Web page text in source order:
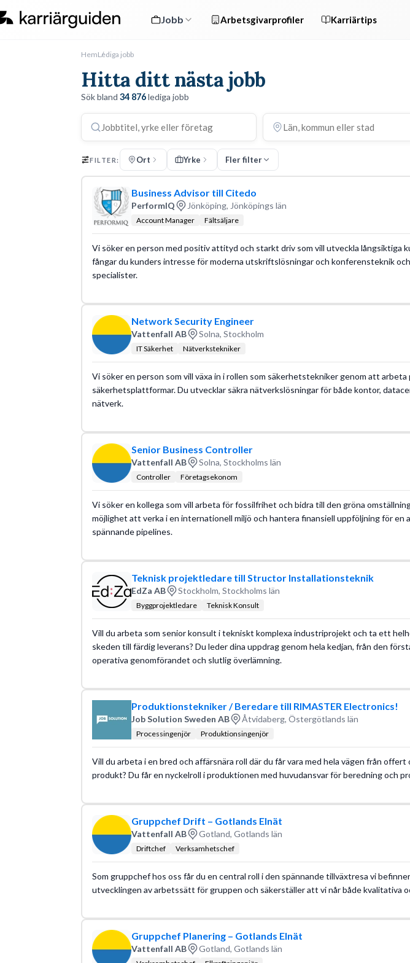
Jobb Arbetsgivarprofiler Karriärtips
HemLediga jobb
Hitta ditt nästa jobb
Sök bland 34 876lediga jobb
FILTER: Ort Yrke Fler filter
Business Advisor till Citedo
PerformIQ Jönköping, Jönköpings län
Account Manager Fältsäljare
Vi söker en person med positiv attityd och starkt driv som vill utveckla långsiktiga
fångar du kunders intresse för moderna utskriftslösningar och konferensteknik
specialister.
Network Security Engineer
Vattenfall AB Solna, Stockholm
IT Säkerhet Nätverkstekniker
Vi söker en person som vill växa in i rollen som säkerhetstekniker genom att
säkerhetsplattformar. Du utvecklar säkra nätverkslösningar för både kontor,
nätverk.
Senior Business Controller
Vattenfall AB Solna, Stockholms län
Controller Företagsekonom
Vi söker en kollega som vill arbeta för fossilfrihet och bidra till den gröna
möjlighet att verka i en internationell miljö och hantera finansiell uppföljning för en
spännande pipelines.
Teknisk projektledare till Structor Installationsteknik
EdZa AB Stockholm, Stockholms län
Byggprojektledare Teknisk Konsult
Vill du arbeta som senior konsult i tekniskt komplexa industriprojekt och ta ett
skeden till färdig leverans? Du leder dina uppdrag genom hela kedjan, från den
operativa genomförandet och slutlig överlämning.
Produktionstekniker / Beredare till RIMASTER Electronics!
Job Solution Sweden AB Åtvidaberg, Östergötlands län
Processingenjör Produktionsingenjör
Vill du arbeta i en bred och affärsnära roll där du får vara med hela vägen från
produkt? Du får en nyckelroll i produktionen med huvudansvar för beredning och
Gruppchef Drift – Gotlands Elnät
Vattenfall AB Gotland, Gotlands län
Driftchef Verksamhetschef
Som gruppchef hos oss får du en central roll i den spännande tillväxtresa vi
utvecklingen av arbetssätt för gruppen och säkerställer att vi når både kvalitativa
Gruppchef Planering – Gotlands Elnät
Vattenfall AB Gotland, Gotlands län